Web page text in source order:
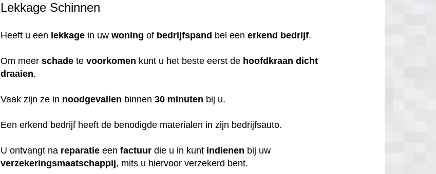
Lekkage Schinnen
Heeft u een lekkage in uwwoning of bedrijfspand bel eenerkend bedrijf.
Om meerschade tevoorkomen kunt u het beste eerst de hoofdkraan dicht
draaien.
Vaak zijn ze in noodgevallen binnen30 minuten bij u.
Een erkend bedrijf heeft de benodigde materialen in zijn bedrijfsauto.
U ontvangt na reparatie eenfactuur die u in kunt indienen bij uw
verzekeringsmaatschappij, mits u hiervoor verzekerd bent.